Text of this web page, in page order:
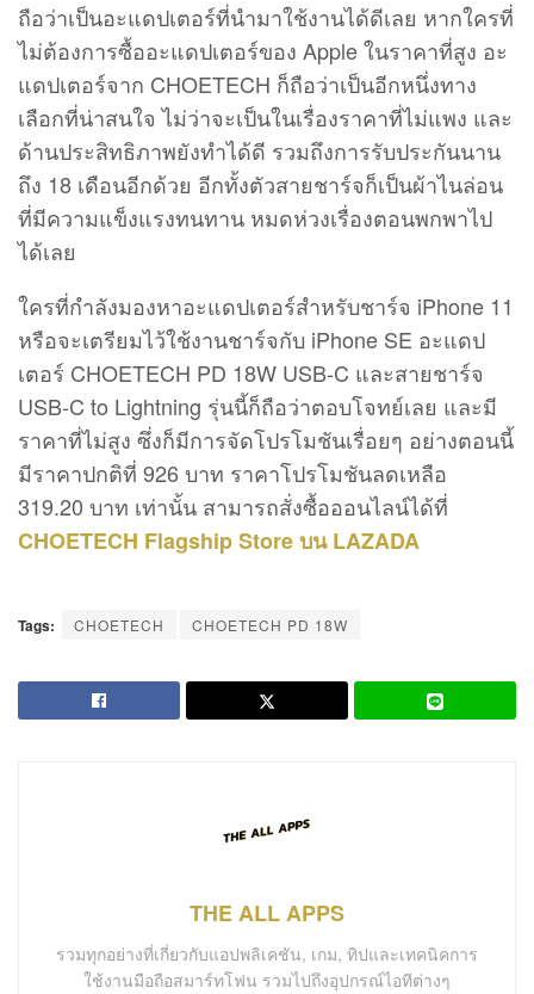
ถือว่าเป็นอะแดปเตอร์ที่นำมาใช้งานได้ดีเลย หากใครที่
ไม่ต้องการซื้ออะแดปเตอร์ของ Apple ในราคาที่สูง อะ
แดปเตอร์จาก CHOETECH ก็ถือว่าเป็นอีกหนึ่งทาง
เลือกที่น่าสนใจ ไม่ว่าจะเป็นในเรื่องราคาที่ไม่แพง และ
ด้านประสิทธิภาพยังทำได้ดี รวมถึงการรับประกันนาน
ถึง 18 เดือนอีกด้วย อีกทั้งตัวสายชาร์จก็เป็นผ้าไนล่อน
ที่มีความแข็งแรงทนทาน หมดห่วงเรื่องตอนพกพาไป
ได้เลย
ใครที่กำลังมองหาอะแดปเตอร์สำหรับชาร์จ iPhone 11
หรือจะเตรียมไว้ใช้งานชาร์จกับ iPhone SE อะแดป
เตอร์ CHOETECH PD 18W USB-C และสายชาร์จ
USB-C to Lightning รุ่นนี้ก็ถือว่าตอบโจทย์เลย และมี
ราคาที่ไม่สูง ซึ่งก็มีการจัดโปรโมชันเรื่อยๆ อย่างตอนนี้
มีราคาปกติที่ 926 บาท ราคาโปรโมชันลดเหลือ
319.20 บาท เท่านั้น สามารถสั่งซื้อออนไลน์ได้ที่
CHOETECH Flagship Store บน LAZADA
Tags: CHOETECH CHOETECH PD 18W
THE ALL APPS
รวมทุกอย่างที่เกี่ยวกับแอปพลิเคชัน, เกม, ทิปและเทคนิคการ
ใช้งานมือถือสมาร์ทโฟน รวมไปถึงอุปกรณ์ไอทีต่างๆ